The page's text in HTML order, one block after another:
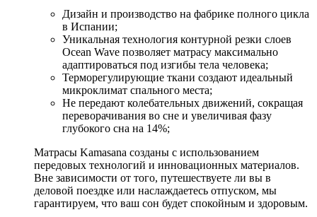
Дизайн и производство на фабрике полного цикла
в Испании;
Уникальная технология контурной резки слоев
Ocean Wave позволяет матрасу максимально
адаптироваться под изгибы тела человека;
Терморегулирующие ткани создают идеальный
микроклимат спального места;
Не передают колебательных движений, сокращая
переворачивания во сне и увеличивая фазу
глубокого сна на 14%;
Матрасы Kamasana созданы с использованием
передовых технологий и инновационных материалов.
Вне зависимости от того, путешествуете ли вы в
деловой поездке или наслаждаетесь отпуском, мы
гарантируем, что ваш сон будет спокойным и здоровым.